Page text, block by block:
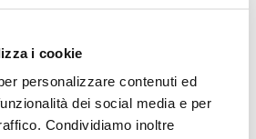
i cookie
personalizzare contenuti ed
dei social media e per
Condividiamo inoltre
2026
2025. I TOP TEN